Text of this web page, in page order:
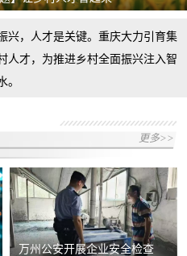
兴，人才是关键。重庆大力引育集
人才，为推进乡村全面振兴注入智
。
更多>>
万州公安开展企业安全检查